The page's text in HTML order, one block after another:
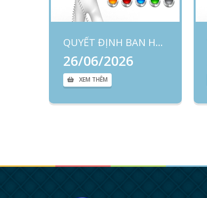
QUYẾT ĐỊNH BAN HÀNH QUY ĐỊNH TIÊU CHUẨN CHỨC DANH VIÊN CHỨC QUẢN LÝ TRONG ĐƠN VỊ SỰ NGHIỆP CÔNG LẬP THUỘC THÀNH PHỐ ĐÀ NẴNG
26/06/2026
XEM THÊM